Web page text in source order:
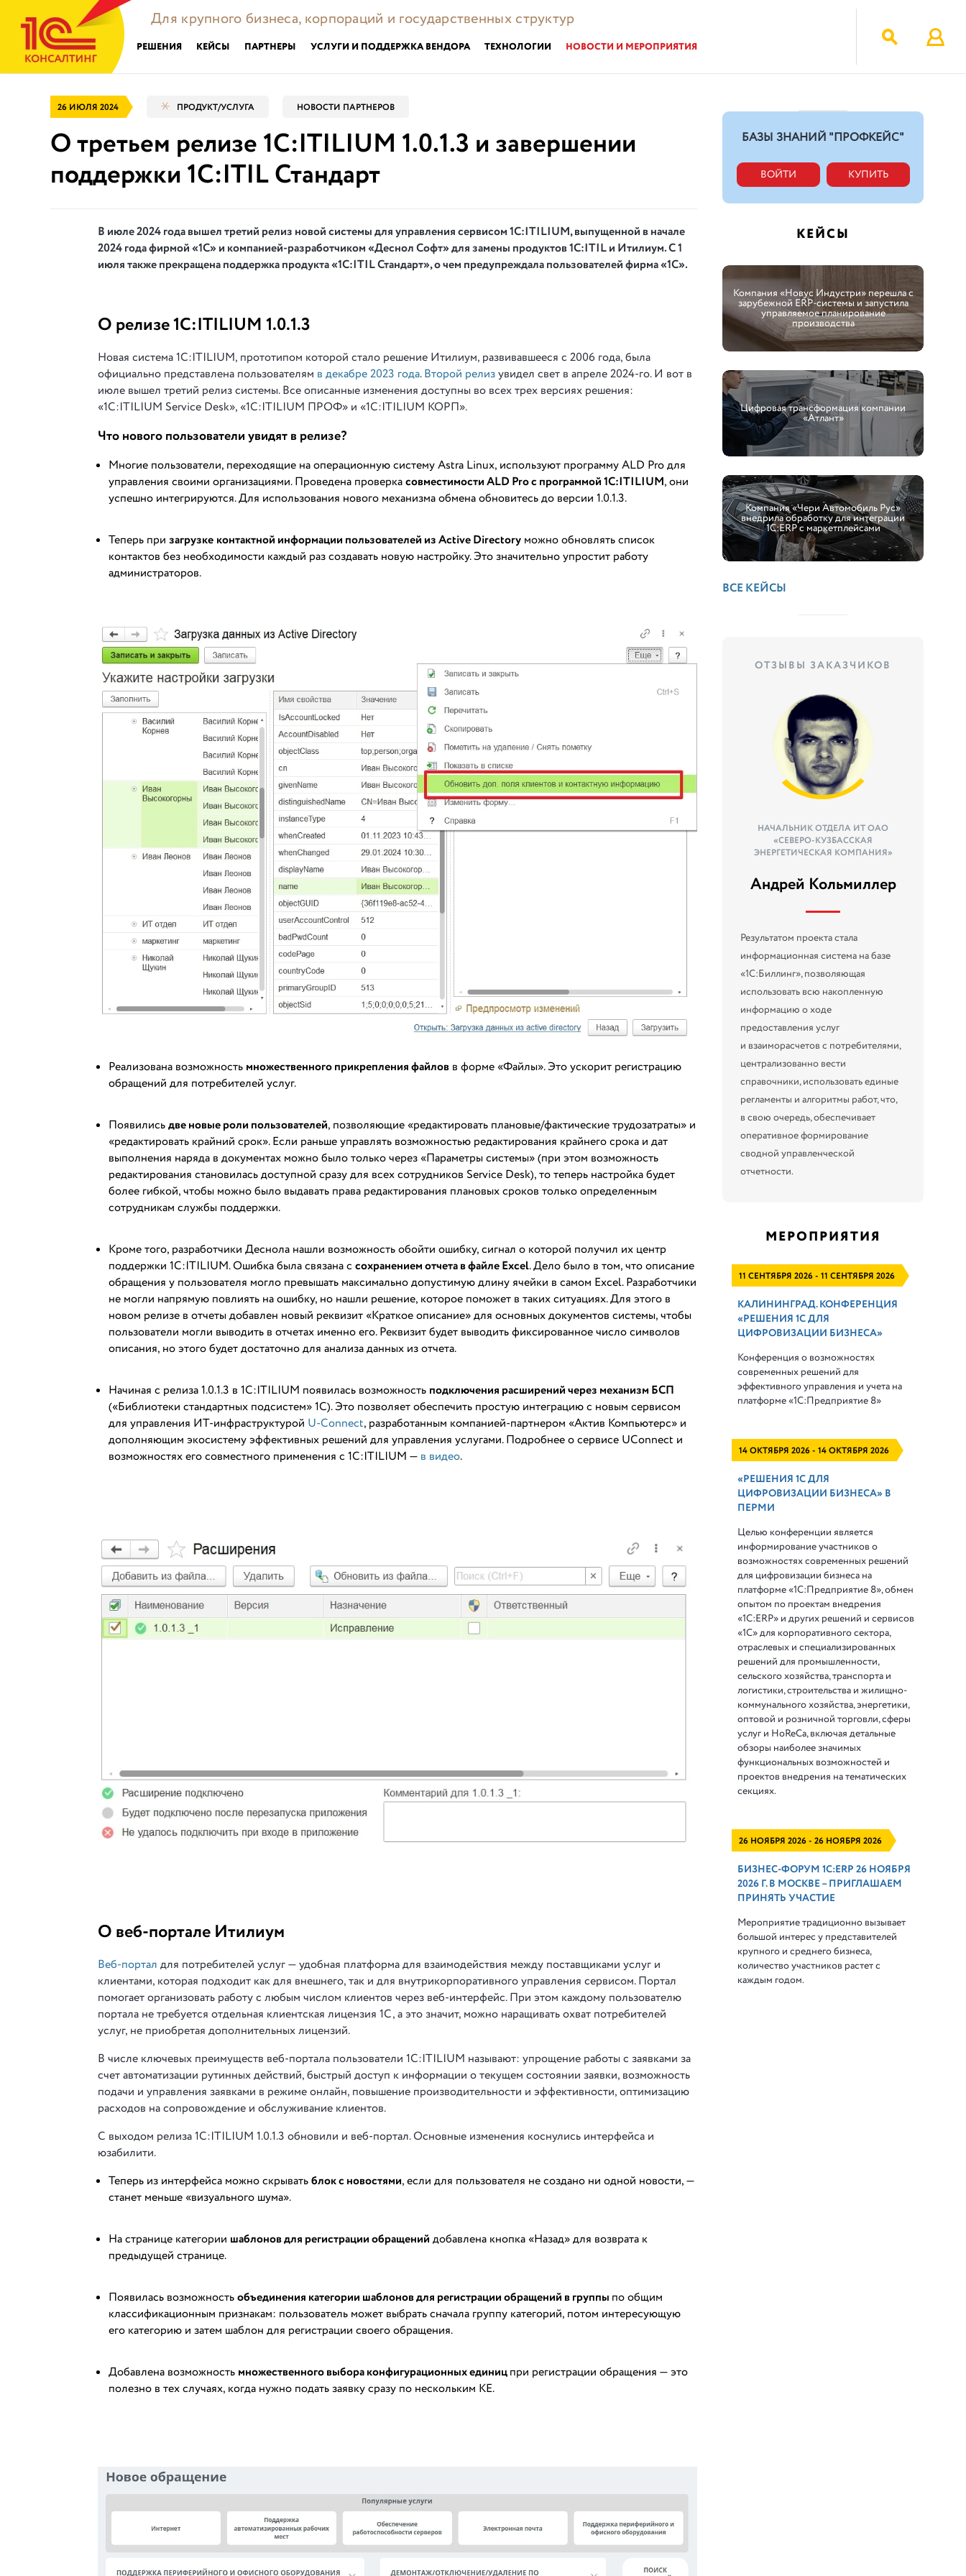
Для крупного бизнеса, корпораций и государственных структур
РЕШЕНИЯ КЕЙСЫ ПАРТНЕРЫ УСЛУГИ И ПОДДЕРЖКА ВЕНДОРА ТЕХНОЛОГИИ НОВОСТИ И МЕРОПРИЯТИЯ
26 ИЮЛЯ 2024 ПРОДУКТ/УСЛУГА НОВОСТИ ПАРТНЕРОВ
О третьем релизе 1С:ITILIUM 1.0.1.3 и завершении
поддержки 1С:ITIL Стандарт
В июле 2024 года вышел третий релиз новой системы для управления сервисом 1С:ITILIUM, выпущенной в начале
2024 года фирмой «1С» и компанией-разработчиком «Деснол Софт» для замены продуктов 1С:ITILи Итилиум. С 1
июля также прекращена поддержка продукта «1С:ITILСтандарт», о чем предупреждала пользователей фирма «1С».
О релизе 1С:ITILIUM 1.0.1.3
Новая система 1С:ITILIUM, прототипом которой стало решение Итилиум, развивавшееся с 2006 года, была
официально представлена пользователям в декабре 2023 года.Второй релизувидел свет в апреле 2024-го. И вот в
июле вышел третий релиз системы. Все описанные изменения доступны во всех трех версиях решения:
«1С:ITILIUM Service Desk», «1С:ITILIUM ПРОФ» и «1С:ITILIUM КОРП».
Что нового пользователи увидят в релизе?
Многие пользователи, переходящие на операционную систему Astra Linux, используют программу ALD Pro для
управления своими организациями. Проведена проверкасовместимости ALD Pro с программой 1C:ITILIUM, они
успешно интегрируются. Для использования нового механизма обмена обновитесь до версии 1.0.1.3.
Теперь при загрузке контактной информации пользователей из Active Directory можно обновлять список
контактов без необходимости каждый раз создавать новую настройку. Это значительно упростит работу
администраторов.
Реализована возможность множественного прикрепления файлов в форме «Файлы». Это ускорит регистрацию
обращений для потребителей услуг.
Появилисьдве новые роли пользователей, позволяющие «редактировать плановые/фактические трудозатраты» и
«редактировать крайний срок». Если раньше управлять возможностью редактирования крайнего срока и дат
выполнения наряда в документах можно было только через «Параметры системы» (при этом возможность
редактирования становилась доступной сразу для всех сотрудников Service Desk), то теперь настройка будет
более гибкой, чтобы можно было выдавать права редактирования плановых сроков только определенным
сотрудникам службы поддержки.
Кроме того, разработчики Деснола нашли возможность обойти ошибку, сигнал о которой получил их центр
поддержки 1С:ITILIUM. Ошибка была связана с сохранением отчета в файле Excel. Дело было в том, что описание
обращения у пользователя могло превышать максимально допустимую длину ячейки в самом Excel. Разработчики
не могли напрямую повлиять на ошибку, но нашли решение, которое поможет в таких ситуациях. Для этого в
новом релизе в отчеты добавлен новый реквизит «Краткое описание» для основных документов системы, чтобы
пользователи могли выводить в отчетах именно его. Реквизит будет выводить фиксированное число символов
описания, но этого будет достаточно для анализа данных из отчета.
Начиная с релиза 1.0.1.3 в 1С:ITILIUM появилась возможность подключения расширений через механизм БСП
(«Библиотеки стандартных подсистем» 1С). Это позволяет обеспечить простую интеграцию с новым сервисом
для управления ИТ-инфраструктурой U-Connect, разработанным компанией-партнером «Актив Компьютерс» и
дополняющим экосистему эффективных решений для управления услугами. Подробнее о сервисе UConnect и
возможностях его совместного применения с 1С:ITILIUM — в видео.
О веб-портале Итилиум
Веб-портал для потребителей услуг — удобная платформа для взаимодействия между поставщиками услуг и
клиентами, которая подходит как для внешнего, так и для внутрикорпоративного управления сервисом. Портал
помогает организовать работу с любым числом клиентов через веб-интерфейс. При этом каждому пользователю
портала не требуется отдельная клиентская лицензия 1С, а это значит, можно наращивать охват потребителей
услуг, не приобретая дополнительных лицензий.
В числе ключевых преимуществ веб-портала пользователи 1С:ITILIUM называют: упрощение работы с заявками за
счет автоматизации рутинных действий, быстрый доступ к информации о текущем состоянии заявки, возможность
подачи и управления заявками в режиме онлайн, повышение производительности и эффективности, оптимизацию
расходов на сопровождение и обслуживание клиентов.
С выходом релиза 1С:ITILIUM 1.0.1.3 обновили и веб-портал. Основные изменения коснулись интерфейса и
юзабилити.
Теперь из интерфейса можно скрыватьблок с новостями, если для пользователя не создано ни одной новости, —
станет меньше «визуального шума».
На странице категории шаблонов для регистрации обращений добавлена кнопка «Назад» для возврата к
предыдущей странице.
Появилась возможностьобъединения категории шаблонов для регистрации обращений в группы по общим
классификационным признакам: пользователь может выбрать сначала группу категорий, потом интересующую
его категорию и затем шаблон для регистрации своего обращения.
Добавлена возможность множественного выбора конфигурационных единицпри регистрации обращения — это
полезно в тех случаях, когда нужно подать заявку сразу по нескольким КЕ.
БАЗЫ ЗНАНИЙ "ПРОФКЕЙС"
ВОЙТИ КУПИТЬ
КЕЙСЫ
Компания «Новус Индустри» перешла с
зарубежной ERP-системы и запустила
управляемое планирование
производства
Цифровая трансформация компании
«Атлант»
Компания «Чери Автомобиль Рус»
внедрила обработку для интеграции
1С:ERP с маркетплейсами
ВСЕ КЕЙСЫ
ОТЗЫВЫ ЗАКАЗЧИКОВ
НАЧАЛЬНИК ОТДЕЛА ИТ ОАО
«СЕВЕРО-КУЗБАССКАЯ
ЭНЕРГЕТИЧЕСКАЯ КОМПАНИЯ»
Андрей Кольмиллер
Результатом проекта стала
информационная система на базе
«1С:Биллинг», позволяющая
использовать всю накопленную
информацию о ходе
предоставления услуг
и взаиморасчетов с потребителями,
централизованно вести
справочники, использовать единые
регламенты и алгоритмы работ, что,
в свою очередь, обеспечивает
оперативное формирование
сводной управленческой
отчетности.
МЕРОПРИЯТИЯ
11 СЕНТЯБРЯ 2026 - 11 СЕНТЯБРЯ 2026
КАЛИНИНГРАД. КОНФЕРЕНЦИЯ
«РЕШЕНИЯ 1С ДЛЯ
ЦИФРОВИЗАЦИИ БИЗНЕСА»
Конференция о возможностях
современных решений для
эффективного управления и учета на
платформе«1С:Предприятие 8»
14 ОКТЯБРЯ 2026 - 14 ОКТЯБРЯ 2026
«РЕШЕНИЯ 1С ДЛЯ
ЦИФРОВИЗАЦИИ БИЗНЕСА» В
ПЕРМИ
Целью конференции является
информирование участников о
возможностях современных решений
для цифровизации бизнеса на
платформе «1С:Предприятие 8», обмен
опытом по проектам внедрения
«1С:ERP» и других решений и сервисов
«1С» для корпоративного сектора,
отраслевых и специализированных
решений для промышленности,
сельского хозяйства, транспорта и
логистики, строительства и жилищно-
коммунального хозяйства, энергетики,
оптовой и розничной торговли, сферы
услуг и HoReCa, включая детальные
обзоры наиболее значимых
функциональных возможностей и
проектов внедрения на тематических
секциях.
26 НОЯБРЯ 2026 - 26 НОЯБРЯ 2026
БИЗНЕС-ФОРУМ 1С:ERP 26 НОЯБРЯ
2026 Г. В МОСКВЕ – ПРИГЛАШАЕМ
ПРИНЯТЬ УЧАСТИЕ
Мероприятие традиционно вызывает
большой интерес у представителей
крупного и среднего бизнеса,
количество участников растет с
каждым годом.